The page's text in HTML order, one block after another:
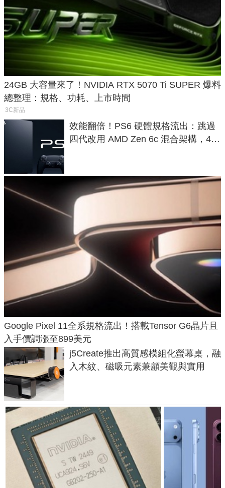
24GB 大容量來了！NVIDIA RTX 5070 Ti SUPER 爆料
總整理：規格、功耗、上市時間
3C新品
效能翻倍！PS6 硬體規格流出：跳過
四代改用 AMD Zen 6c 混合架構，4K
Google Pixel 11全系規格流出！搭載Tensor G6晶片且
入手價調漲至899美元
j5Create推出高質感模組化螢幕桌，融
入木紋、磁吸元素兼顧美觀與實用